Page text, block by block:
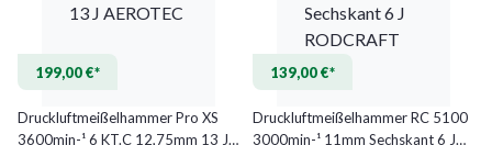
199,00 €*
Druckluftmeißelhammer Pro XS
3600min-¹ 6 KT.C 12,75mm 13 J
139,00 €*
Druckluftmeißelhammer RC 5100
3000min-¹ 11mm Sechskant 6 J